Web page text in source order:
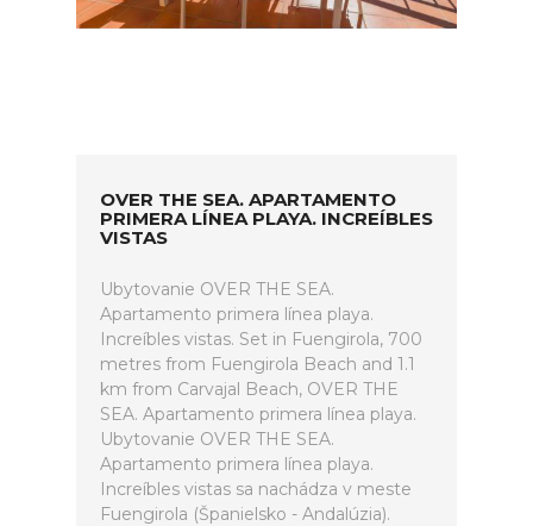
OVER THE SEA. APARTAMENTO
PRIMERA LÍNEA PLAYA. INCREÍBLES
VISTAS
Ubytovanie OVER THE SEA.
Apartamento primera línea playa.
Increíbles vistas. Set in Fuengirola, 700
metres from Fuengirola Beach and 1.1
km from Carvajal Beach, OVER THE
SEA. Apartamento primera línea playa.
Ubytovanie OVER THE SEA.
Apartamento primera línea playa.
Increíbles vistas sa nachádza v meste
Fuengirola (Španielsko - Andalúzia).